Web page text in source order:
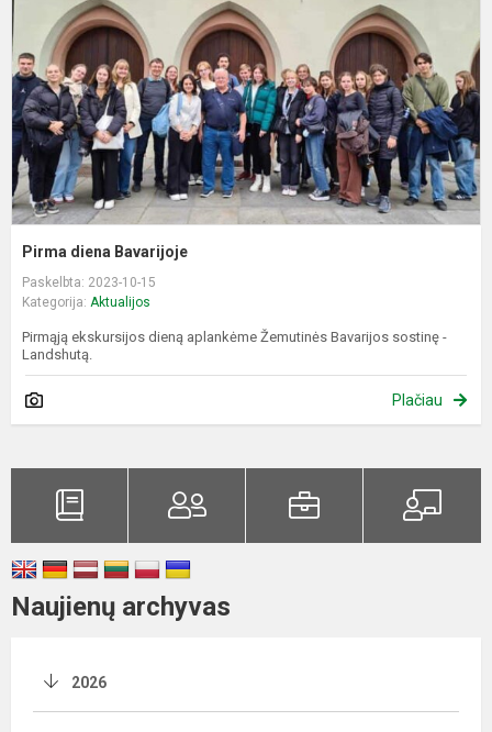
Pirma diena Bavarijoje
Paskelbta: 2023-10-15
Kategorija: Aktualijos
Pirmąją ekskursijos dieną aplankėme Žemutinės Bavarijos sostinę -
Landshutą.
Plačiau
Naujienų archyvas
2026